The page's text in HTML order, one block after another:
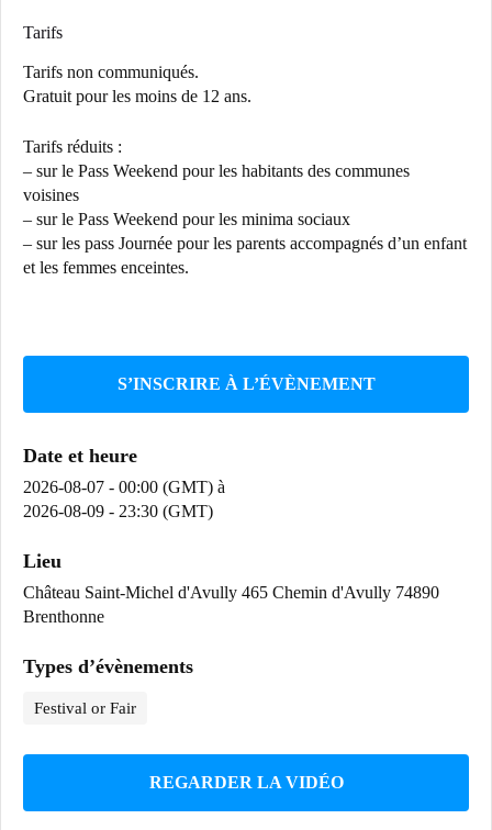
Tarifs
Tarifs non communiqués.
Gratuit pour les moins de 12 ans.
Tarifs réduits :
– sur le Pass Weekend pour les habitants des communes
voisines
– sur le Pass Weekend pour les minima sociaux
– sur les pass Journée pour les parents accompagnés d’un enfant
et les femmes enceintes.
S’INSCRIRE À L’ÉVÈNEMENT
Date et heure
2026-08-07 - 00:00 (GMT) à
2026-08-09 - 23:30 (GMT)
Lieu
Château Saint-Michel d'Avully 465 Chemin d'Avully 74890
Brenthonne
Types d’évènements
Festival or Fair
REGARDER LA VIDÉO